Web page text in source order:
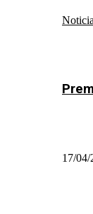
17/04/